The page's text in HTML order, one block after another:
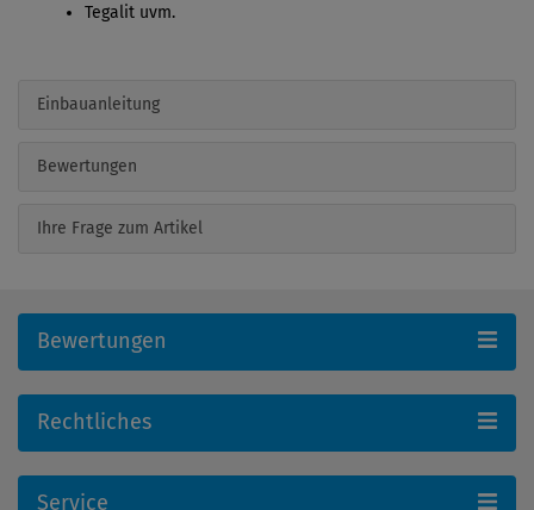
Tegalit uvm.
Einbauanleitung
Bewertungen
Ihre Frage zum Artikel
Bewertungen
Rechtliches
Service